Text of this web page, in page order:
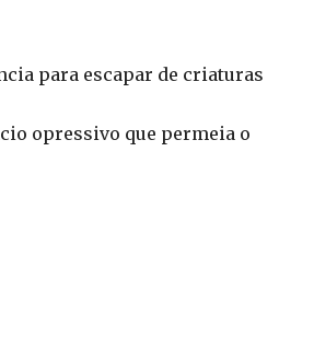
para escapar de criaturas
opressivo que permeia o